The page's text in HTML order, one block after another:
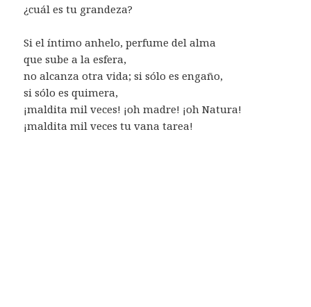
¿cuál es tu grandeza?
Si el íntimo anhelo, perfume del alma
que sube a la esfera,
no alcanza otra vida; si sólo es engaño,
si sólo es quimera,
¡maldita mil veces! ¡oh madre! ¡oh Natura!
¡maldita mil veces tu vana tarea!